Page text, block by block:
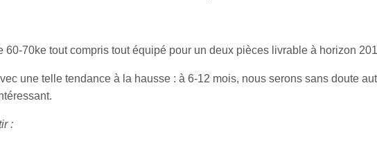
70ke tout compris tout équipé pour un deux pièces livrable à horizon
une telle tendance à la hausse : à 6-12 mois, nous serons sans doute
: